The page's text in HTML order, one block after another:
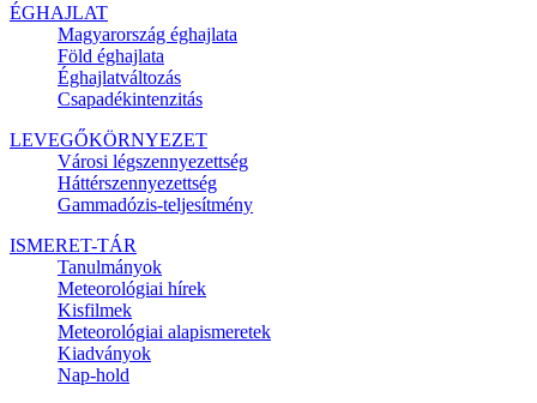
ÉGHAJLAT
Magyarország éghajlata
Föld éghajlata
Éghajlatváltozás
Csapadékintenzitás
LEVEGŐKÖRNYEZET
Városi légszennyezettség
Háttérszennyezettség
Gammadózis-teljesítmény
ISMERET-TÁR
Tanulmányok
Meteorológiai hírek
Kisfilmek
Meteorológiai alapismeretek
Kiadványok
Nap-hold